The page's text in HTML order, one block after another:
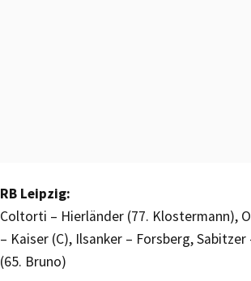
RB Leipzig:
Coltorti – Hierländer (77. Klostermann),
– Kaiser (C), Ilsanker – Forsberg, Sabitzer
(65. Bruno)